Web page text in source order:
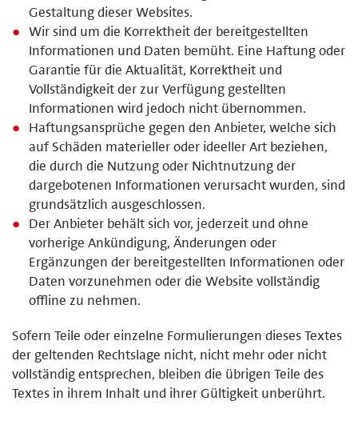
Gestaltung dieser Websites.
Wir sind um die Korrektheit der bereitgestellten
Informationen und Daten bemüht. Eine Haftung oder
Garantie für die Aktualität, Korrektheit und
Vollständigkeit der zur Verfügung gestellten
Informationen wird jedoch nicht übernommen.
Haftungsansprüche gegen den Anbieter, welche sich
auf Schäden materieller oder ideeller Art beziehen,
die durch die Nutzung oder Nichtnutzung der
dargebotenen Informationen verursacht wurden, sind
grundsätzlich ausgeschlossen.
Der Anbieter behält sich vor, jederzeit und ohne
vorherige Ankündigung, Änderungen oder
Ergänzungen der bereitgestellten Informationen oder
Daten vorzunehmen oder die Website vollständig
offline zu nehmen.
Sofern Teile oder einzelne Formulierungen dieses Textes
der geltenden Rechtslage nicht, nicht mehr oder nicht
vollständig entsprechen, bleiben die übrigen Teile des
Textes in ihrem Inhalt und ihrer Gültigkeit unberührt.